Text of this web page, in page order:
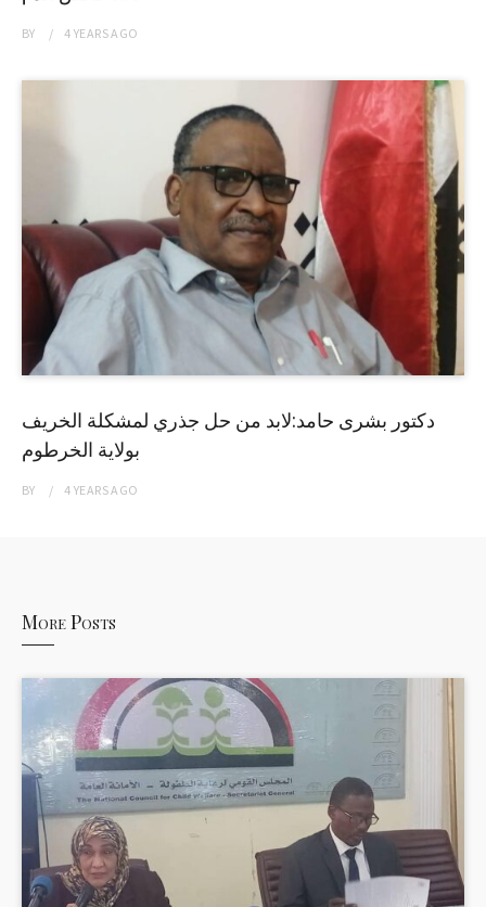
BY 4 YEARSAGO
دكتور بشرى حامد:لابد من حل جذري لمشكلة الخريف
بولاية الخرطوم
BY 4 YEARSAGO
More Posts